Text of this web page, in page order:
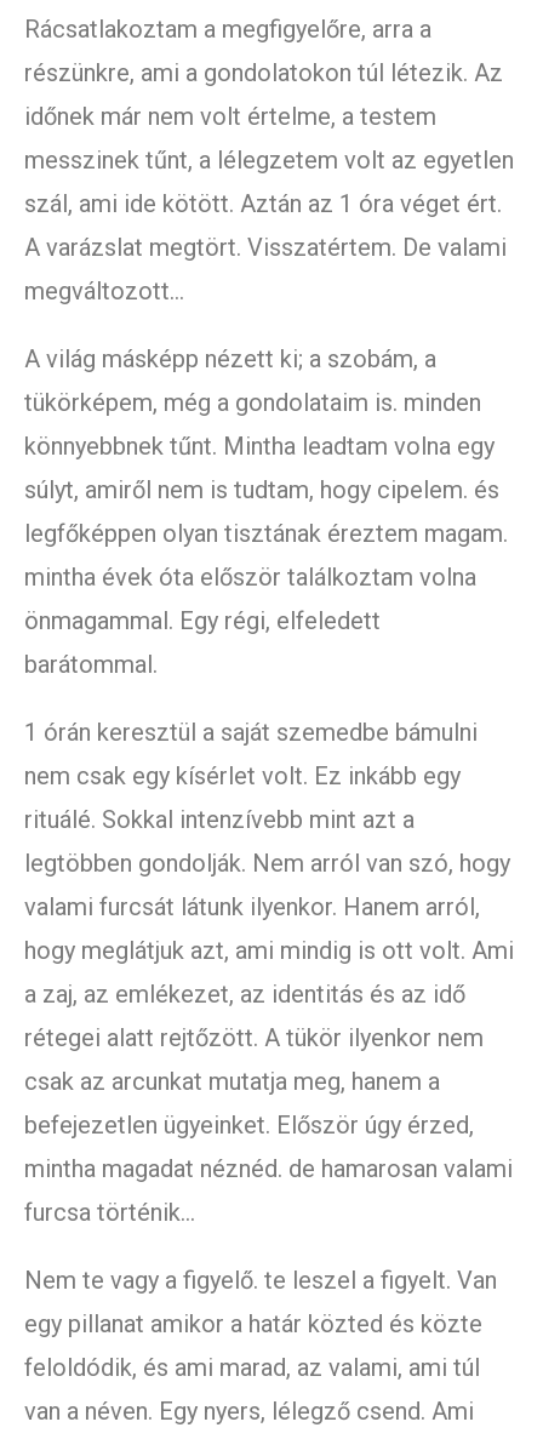
Rácsatlakoztam a megfigyelőre, arra a
részünkre, ami a gondolatokon túl létezik. Az
időnek már nem volt értelme, a testem
messzinek tűnt, a lélegzetem volt az egyetlen
szál, ami ide kötött. Aztán az 1 óra véget ért.
A varázslat megtört. Visszatértem. De valami
megváltozott…
A világ másképp nézett ki; a szobám, a
tükörképem, még a gondolataim is. minden
könnyebbnek tűnt. Mintha leadtam volna egy
súlyt, amiről nem is tudtam, hogy cipelem. és
legfőképpen olyan tisztának éreztem magam.
mintha évek óta először találkoztam volna
önmagammal. Egy régi, elfeledett
barátommal.
1 órán keresztül a saját szemedbe bámulni
nem csak egy kísérlet volt. Ez inkább egy
rituálé. Sokkal intenzívebb mint azt a
legtöbben gondolják. Nem arról van szó, hogy
valami furcsát látunk ilyenkor. Hanem arról,
hogy meglátjuk azt, ami mindig is ott volt. Ami
a zaj, az emlékezet, az identitás és az idő
rétegei alatt rejtőzött. A tükör ilyenkor nem
csak az arcunkat mutatja meg, hanem a
befejezetlen ügyeinket. Először úgy érzed,
mintha magadat néznéd. de hamarosan valami
furcsa történik…
Nem te vagy a figyelő. te leszel a figyelt. Van
egy pillanat amikor a határ közted és közte
feloldódik, és ami marad, az valami, ami túl
van a néven. Egy nyers, lélegző csend. Ami